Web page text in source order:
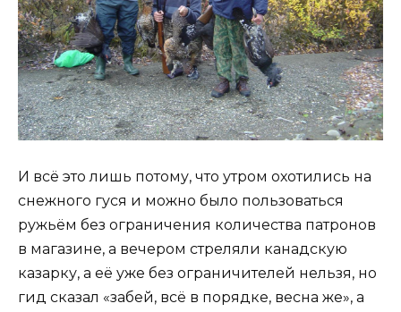
И всё это лишь потому, что утром охотились на
снежного гуся и можно было пользоваться
ружьём без ограничения количества патронов
в магазине, а вечером стреляли канадскую
казарку, а её уже без ограничителей нельзя, но
гид сказал «забей, всё в порядке, весна же», а